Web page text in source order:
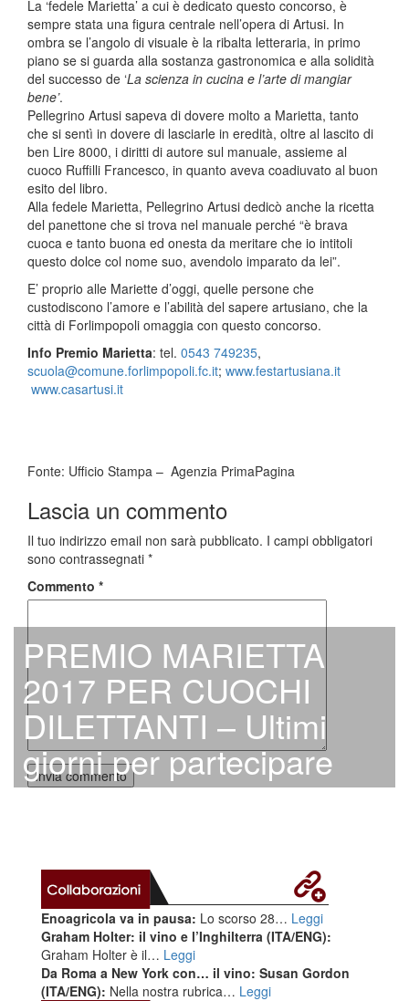
PREMIO MARIETTA
2017 PER CUOCHI
DILETTANTI – Ultimi
giorni per partecipare
La ‘fedele Marietta’ a cui è dedicato questo concorso, è
sempre stata una figura centrale nell’opera di Artusi. In
ombra se l’angolo di visuale è la ribalta letteraria, in primo
piano se si guarda alla sostanza gastronomica e alla solidità
del successo de ‘La scienza in cucina e l’arte di mangiar
bene’.
Pellegrino Artusi sapeva di dovere molto a Marietta, tanto
che si sentì in dovere di lasciarle in eredità, oltre al lascito di
ben Lire 8000, i diritti di autore sul manuale, assieme al
cuoco Ruffilli Francesco, in quanto aveva coadiuvato al buon
esito del libro.
Alla fedele Marietta, Pellegrino Artusi dedicò anche la ricetta
del panettone che si trova nel manuale perché “è brava
cuoca e tanto buona ed onesta da meritare che io intitoli
questo dolce col nome suo, avendolo imparato da lei”.
E’ proprio alle Mariette d’oggi, quelle persone che
custodiscono l’amore e l’abilità del sapere artusiano, che la
città di Forlimpopoli omaggia con questo concorso.
Info Premio Marietta: tel. 0543 749235,
scuola@comune.forlimpopoli.fc.it; www.festartusiana.it
www.casartusi.it
Fonte: Ufficio Stampa – Agenzia PrimaPagina
Lascia un commento
Il tuo indirizzo email non sarà pubblicato. I campi obbligatori
sono contrassegnati *
Commento *
Enoagricola va in pausa: Lo scorso 28… Leggi
Graham Holter: il vino e l’Inghilterra (ITA/ENG):
Graham Holter è il… Leggi
Da Roma a New York con… il vino: Susan Gordon
(ITA/ENG): Nella nostra rubrica… Leggi